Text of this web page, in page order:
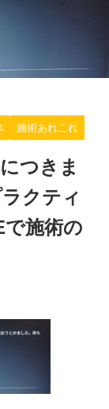
施術あれこれ
つきま
クティ
で施術の